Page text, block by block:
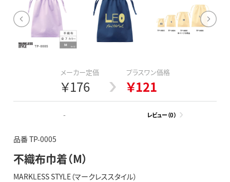
メーカー定価
￥176
プラスワン価格
￥121
- レビュー（0）
品番 TP-0005
不織布巾着（M）
MARKLESS STYLE（マークレススタイル）